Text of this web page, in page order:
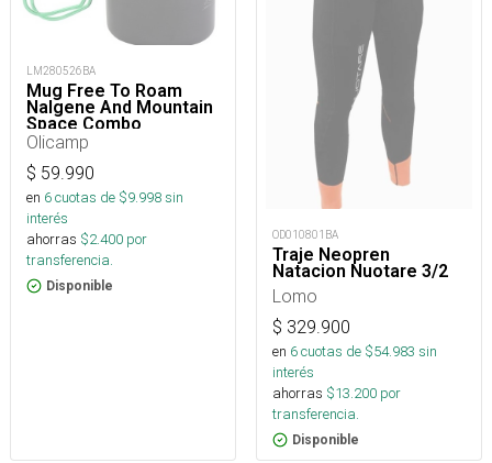
LM280526BA
Mug Free To Roam
Nalgene And Mountain
Space Combo
Olicamp
$ 59.990
en 6cuotas de $9.998sin
interés
ahorras $2.400 por
transferencia.
Disponible
OD010801BA
Traje Neopren
Natacion Nuotare 3/2
Lomo
$ 329.900
en 6cuotas de $54.983 sin
interés
ahorras $13.200 por
transferencia.
Disponible